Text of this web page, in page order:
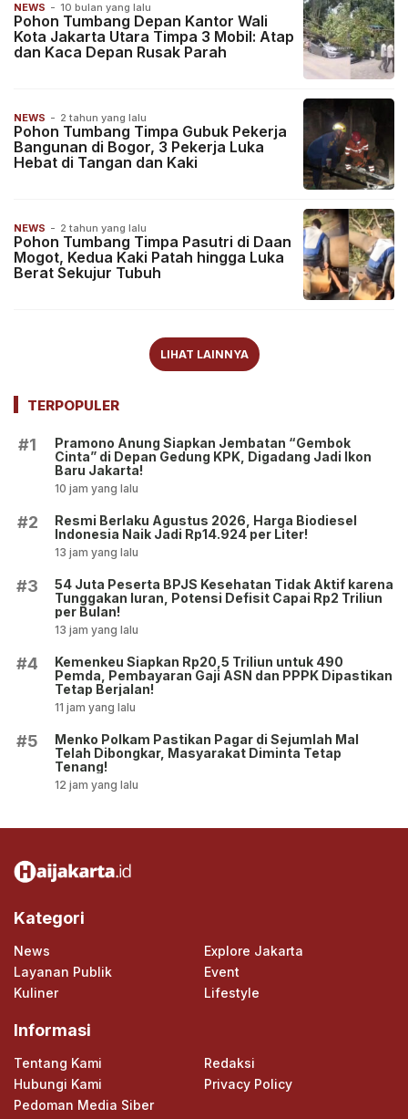
NEWS - 10 bulan yang lalu
Pohon Tumbang Depan Kantor Wali
Kota Jakarta Utara Timpa 3 Mobil: Atap
dan Kaca Depan Rusak Parah
NEWS - 2 tahun yang lalu
Pohon Tumbang Timpa Gubuk Pekerja
Bangunan di Bogor, 3 Pekerja Luka
Hebat di Tangan dan Kaki
NEWS - 2 tahun yang lalu
Pohon Tumbang Timpa Pasutri di Daan
Mogot, Kedua Kaki Patah hingga Luka
Berat Sekujur Tubuh
LIHAT LAINNYA
TERPOPULER
#1
Pramono Anung Siapkan Jembatan “Gembok
Cinta” di Depan Gedung KPK, Digadang Jadi Ikon
Baru Jakarta!
10 jam yang lalu
#2
Resmi Berlaku Agustus 2026, Harga Biodiesel
Indonesia Naik Jadi Rp14.924 per Liter!
13 jam yang lalu
#3
54 Juta Peserta BPJS Kesehatan Tidak Aktif karena
Tunggakan Iuran, Potensi Defisit Capai Rp2 Triliun
per Bulan!
13 jam yang lalu
#4
Kemenkeu Siapkan Rp20,5 Triliun untuk 490
Pemda, Pembayaran Gaji ASN dan PPPK Dipastikan
Tetap Berjalan!
11 jam yang lalu
#5
Menko Polkam Pastikan Pagar di Sejumlah Mal
Telah Dibongkar, Masyarakat Diminta Tetap
Tenang!
12 jam yang lalu
Kategori
News
Explore Jakarta
Layanan Publik
Event
Kuliner
Lifestyle
Informasi
Tentang Kami
Redaksi
Hubungi Kami
Privacy Policy
Pedoman Media Siber